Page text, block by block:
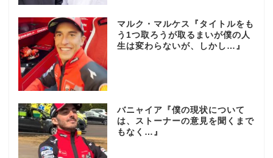
マルク・マルケス『タイトルをも
う1つ取ろうが取るまいが僕の人
生は変わらないが、しかし…』
バニャイア『僕の現状について
は、ストーナーの意見を聞くまで
もなく…』